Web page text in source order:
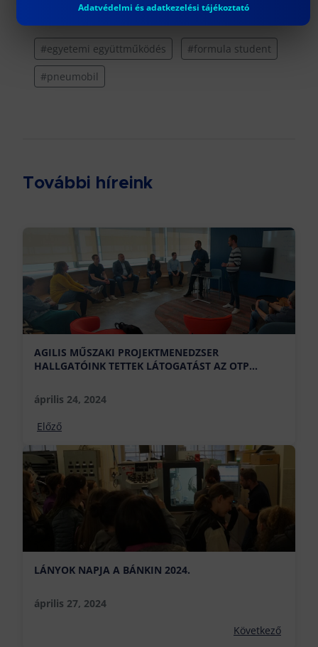
#egyetemi együttműködés #formula student
#pneumobil
További híreink
AGILIS MŰSZAKI PROJEKTMENEDZSER
HALLGATÓINK TETTEK LÁTOGATÁST AZ OTP
április 24, 2024
Előző
LÁNYOK NAPJA A BÁNKIN 2024.
április 27, 2024
Következő
Adatvédelmi és adatkezelési tájékoztató